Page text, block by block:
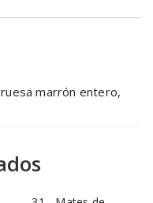
marrón entero,